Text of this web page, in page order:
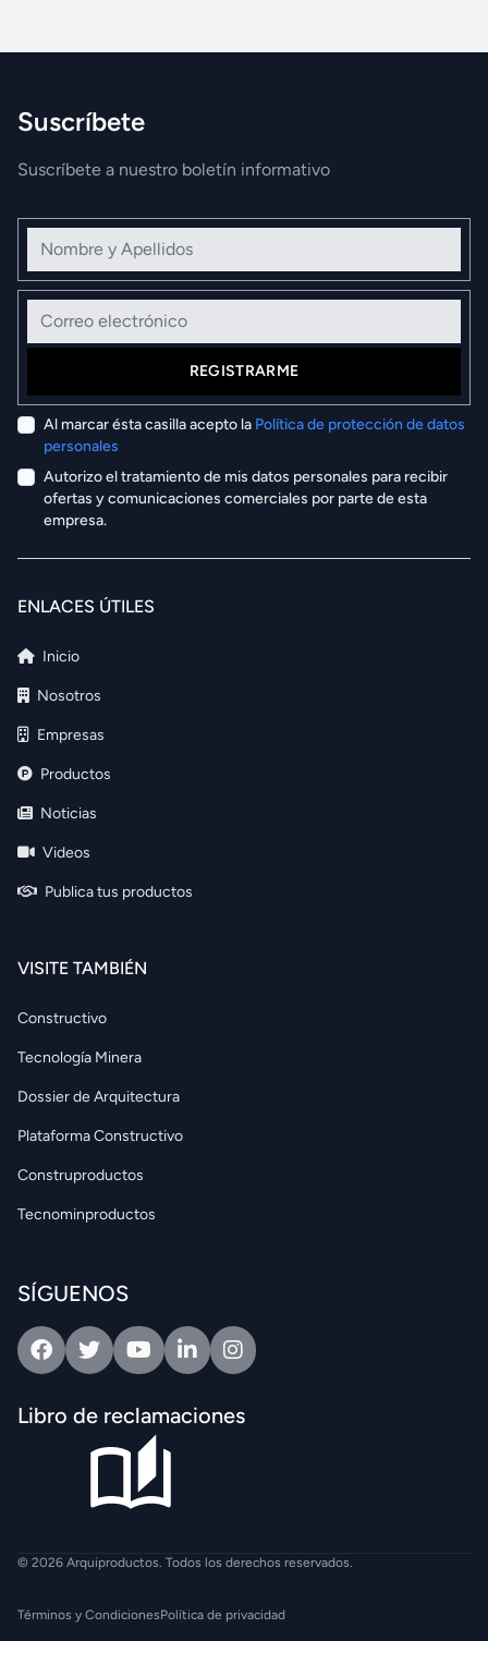
Suscríbete
Suscríbete a nuestro boletín informativo
Nombre y Apellidos
Correo electrónico
REGISTRARME
Al marcar ésta casilla acepto la Política de protección de datos
personales
Autorizo el tratamiento de mis datos personales para recibir
ofertas y comunicaciones comerciales por parte de esta
empresa.
ENLACES ÚTILES
Inicio
Nosotros
Empresas
Productos
Noticias
Videos
Publica tus productos
VISITE TAMBIÉN
Constructivo
Tecnología Minera
Dossier de Arquitectura
Plataforma Constructivo
Construproductos
Tecnominproductos
SÍGUENOS
FacebookTwitterYoutubeLinkedinIntagram
Libro de reclamaciones
© 2026 Arquiproductos. Todos los derechos reservados.
Términos y CondicionesPolítica de privacidad